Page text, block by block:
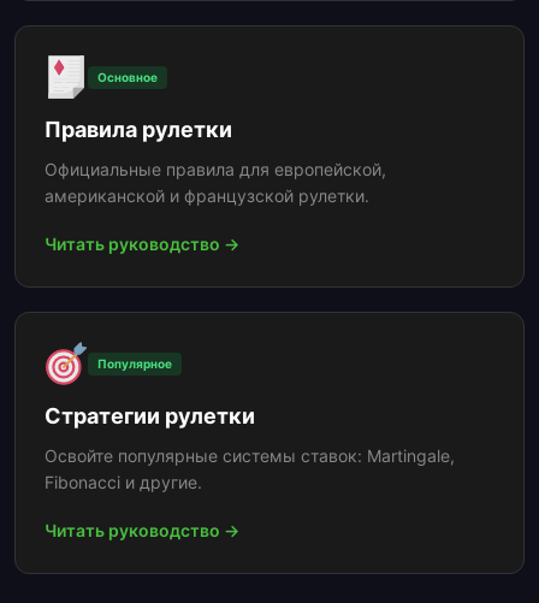
Основное
Правила рулетки
Официальные правила для европейской,
американской и французской рулетки.
Читать руководство →
Популярное
Стратегии рулетки
Освойте популярные системы ставок: Martingale,
Fibonacci и другие.
Читать руководство →